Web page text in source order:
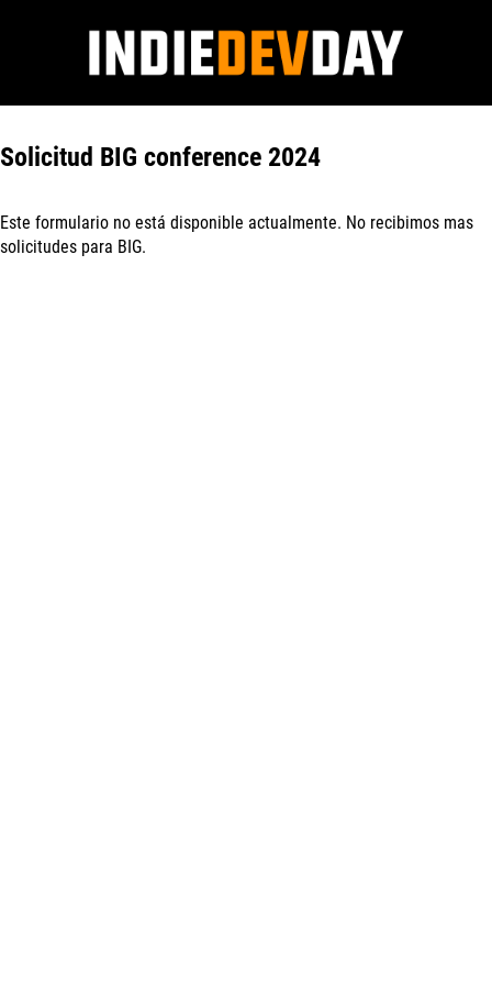
Solicitud BIG conference 2024
Este formulario no está disponible actualmente. No recibimos mas
solicitudes para BIG.